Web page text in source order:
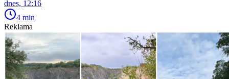
dnes, 12:16
4 min
Reklama